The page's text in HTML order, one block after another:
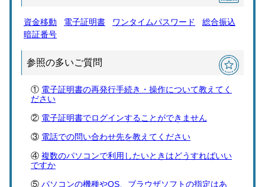
資金移動 電子証明書 ワンタイムパスワード
総合振込
暗証番号
参照の多いご質問
電子証明書の再発行手続き・操作について教えてく
ださい
電子証明書でログインすることができません
電話での問い合わせ先を教えてください
複数のパソコンで利用したいときはどうすればいい
ですか
パソコンの機種やOS、ブラウザソフトの指定はあ